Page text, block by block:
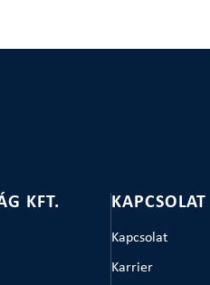
KFT. KAPCSOLAT
Kapcsolat
Karrier